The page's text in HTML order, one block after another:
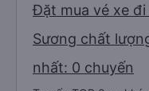
Đặt mua vé xe
Sương chất
nhất: 0 chuyến